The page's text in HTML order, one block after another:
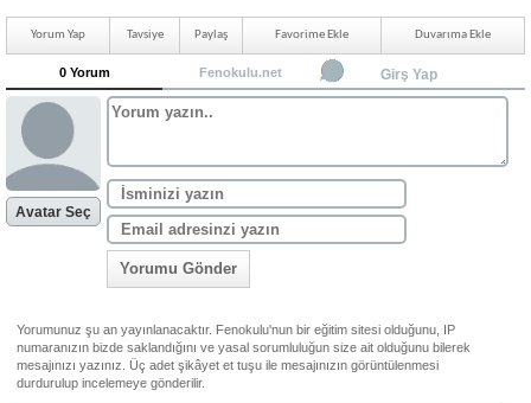
Yorum Yap Tavsiye Paylaş Favorime Ekle Duvarıma Ekle
0 Yorum Fenokulu.net Girş Yap
Avatar Seç
Yorumu Gönder
Yorumunuz şu an yayınlanacaktır. Fenokulu'nun bir eğitim sitesi olduğunu, IP
numaranızın bizde saklandığını ve yasal sorumluluğun size ait olduğunu bilerek
mesajınızı yazınız. Üç adet şikâyet et tuşu ile mesajınızın görüntülenmesi
durdurulup incelemeye gönderilir.